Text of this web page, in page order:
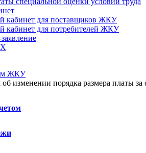
кабинет для поставщиков ЖКУ
кабинет для потребителей ЖКУ
ЖКУ
изменении порядка размера платы